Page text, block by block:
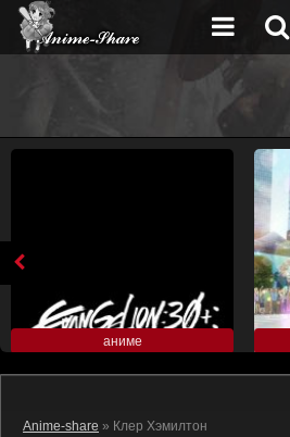
аниме
Anime-share » Клер Хэмилтон